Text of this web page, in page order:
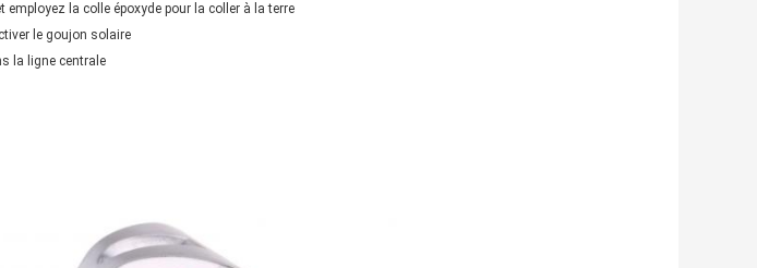
employez la colle époxyde pour la coller à la terre
le goujon solaire
la ligne centrale